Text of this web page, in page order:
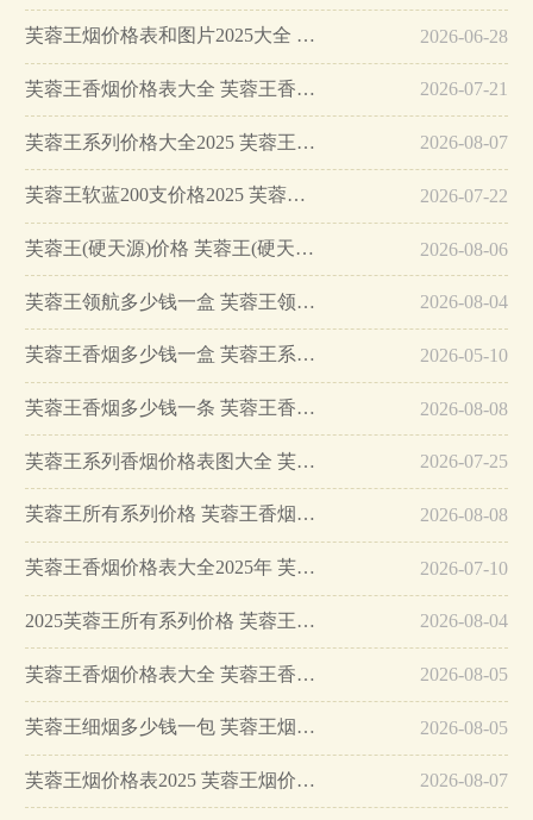
芙蓉王烟价格表和图片2025大全 芙蓉王香烟有多少种… 2026-06-28
芙蓉王香烟价格表大全 芙蓉王香烟价格表图大全一览表… 2026-07-21
芙蓉王系列价格大全2025 芙蓉王香烟多少钱一条… 2026-08-07
芙蓉王软蓝200支价格2025 芙蓉王软蓝价格及图片大全… 2026-07-22
芙蓉王(硬天源)价格 芙蓉王(硬天源)图片信息大全… 2026-08-06
芙蓉王领航多少钱一盒 芙蓉王领航图片信息大全… 2026-08-04
芙蓉王香烟多少钱一盒 芙蓉王系列价格大全… 2026-05-10
芙蓉王香烟多少钱一条 芙蓉王香烟价格表大全及图片… 2026-08-08
芙蓉王系列香烟价格表图大全 芙蓉王香烟多少钱一包… 2026-07-25
芙蓉王所有系列价格 芙蓉王香烟价格表大全… 2026-08-08
芙蓉王香烟价格表大全2025年 芙蓉王香烟品牌简介… 2026-07-10
2025芙蓉王所有系列价格 芙蓉王香烟价格表大全… 2026-08-04
芙蓉王香烟价格表大全 芙蓉王香烟价格表图一览… 2026-08-05
芙蓉王细烟多少钱一包 芙蓉王烟价格表和图片大全… 2026-08-05
芙蓉王烟价格表2025 芙蓉王烟价格表和图片大全… 2026-08-07